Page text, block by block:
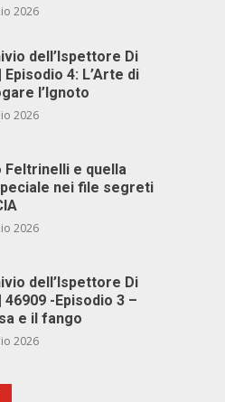
2026
dell’Ispettore Di
Episodio 4: L’Arte di
l’Ignoto
2026
Feltrinelli e quella
nei file segreti
2026
dell’Ispettore Di
46909 -Episodio 3 –
e il fango
2026